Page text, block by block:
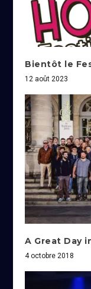
Bientôt le
12 août 2023
A Great Day
4 octobre 2018